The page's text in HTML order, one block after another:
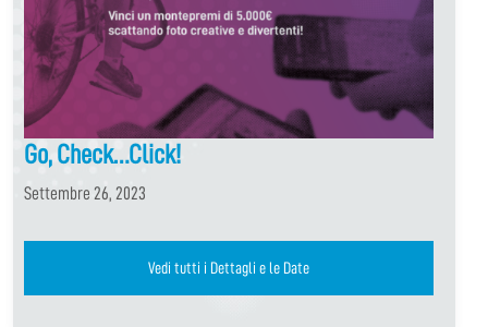
Go, Check…Click!
Settembre 26, 2023
Vedi tutti i Dettagli e le Date